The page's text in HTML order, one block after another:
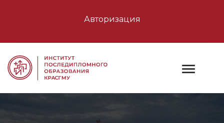
Авторизация